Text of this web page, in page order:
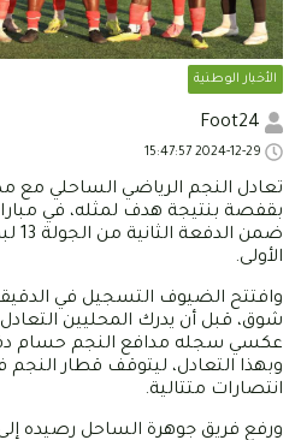
الأخبار الوطنية
تعادل النجم الرياضي الساحلي مع
بقفصة بنتيجة هدف لمثله، في
ضمن
الأولى.
عكسي سجله مدافع النجم حسام
انتصارات متتالية.